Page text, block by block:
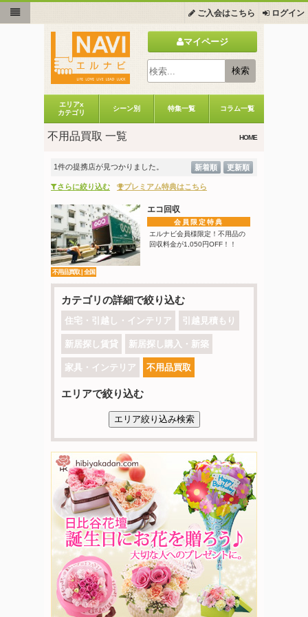
マイページ
ご入会はこちら ログイン
エリアx
カテゴリ
シーン別 特集一覧 コラム一覧
不用品買取 一覧 HOME
1件の提携店が見つかりました。 新着順 更新順
さらに絞り込む プレミアム特典はこちら
不用品買取 | 全国
エコ回収
会員限定特典
エルナビ会員様限定！不用品の
回収料金が1,050円OFF！！
カテゴリの詳細で絞り込む
住宅・引越し・インテリア 引越見積もり
新居探し賃貸 新居探し購入・新築
家具・インテリア 不用品買取
エリアで絞り込む